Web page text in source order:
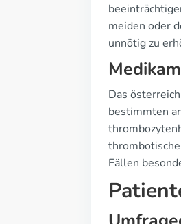
meiden oder
unnötig zu
Das
bestimmten
Fällen